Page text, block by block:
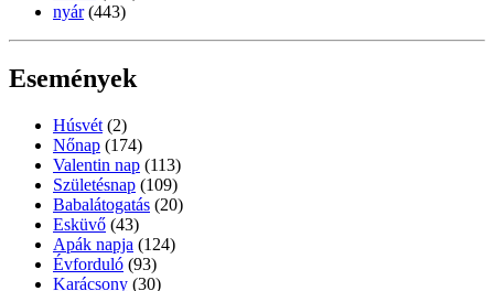
nyár (443)
Események
Húsvét (2)
Nőnap (174)
Valentin nap (113)
Születésnap (109)
Babalátogatás (20)
Esküvő (43)
Apák napja (124)
Évforduló (93)
Karácsony (30)